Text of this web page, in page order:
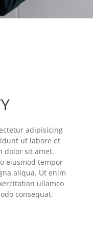
adipisicing
ut labore et
dolor sit amet,
eiusmod tempor
aliqua. Ut enim
ullamco
consequat.